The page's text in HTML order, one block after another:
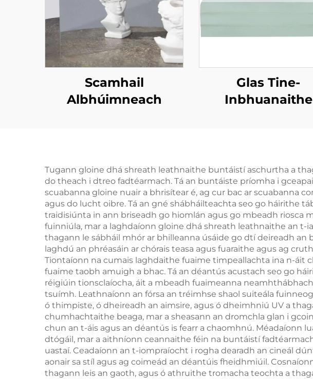
Scamhail
Albhúimneach
Glas Tine-
Inbhuanaithe
Tugann gloine dhá shreath leathnaithe buntáistí aschurtha a
do theach i dtreo fadtéarmach. Tá an buntáiste príomha i
scuabanna gloine nuair a bhrisítear é, ag cur bac ar scuabanna
agus do lucht oibre. Tá an gné shábháilteachta seo go háirithe
traidisiúnta in ann briseadh go hiomlán agus go mbeadh riosca
fuinniúla, mar a laghdaíonn gloine dhá shreath leathnaithe an
thagann le sábháil mhór ar bhilleanna úsáide go dtí deireadh
laghdú an phréasáin ar chórais teasa agus fuaraithe agus ag
Tiontaíonn na cumais laghdaithe fuaime timpeallachta ina n-áit
fuaime taobh amuigh a bhac. Tá an déantús acustach seo go
réigiúin tionsclaíocha, áit a mbeadh fuaimeanna
tsuímh. Leathnaíonn an fórsa an tréimhse shaol suiteála
ó thimpiste, ó dheireadh an aimsire, agus ó dheimhniú UV a
chumhachtaithe beaga, mar a sheasann an dromchla glan i
chun an t-áis agus an déantús is fearr a chaomhnú. Méadaíonn
dtógáil, mar a aithníonn ceannaithe féin na buntáistí
uastaí. Ceadaíonn an t-iompraíocht i rogha dearadh an cineál
aonair sa stíl agus ag coimeád an déantúis fheidhmiúil.
thagann leis an gaoth, agus ó athruithe tromacha teochta a